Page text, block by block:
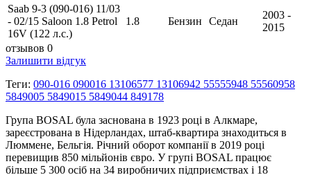
Saab 9-3 (090-016) 11/03
- 02/15 Saloon 1.8 Petrol
16V (122 л.с.)
1.8 Бензин Седан
2003 -
2015
отзывов 0
Залишити відгук
Теги: 090-016 090016 13106577 13106942 55555948 55560958
5849005 5849015 5849044 849178
Група BOSAL була заснована в 1923 році в Алкмаре,
зареєстрована в Нідерландах, штаб-квартира знаходиться в
Люммене, Бельгія. Річний оборот компанії в 2019 році
перевищив 850 мільйонів євро. У групі BOSAL працює
більше 5 300 осіб на 34 виробничих підприємствах і 18